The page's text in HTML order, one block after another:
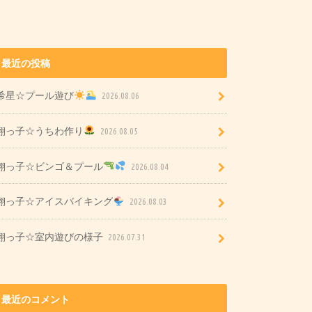
最近の投稿
星☆プール遊び 2026.08.06
っ子☆うちわ作り 2026.08.05
っ子☆ビンゴ＆プール 2026.08.04
っ子☆アイスバイキング 2026.08.03
っ子☆室内遊びの様子 2026.07.31
最近のコメント